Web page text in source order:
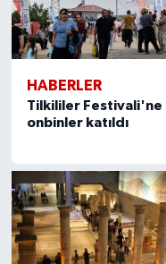
HABERLER
Tilkililer Festivali'ne
onbinler katıldı